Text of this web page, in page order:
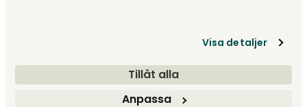
Visa detaljer
Tillåt alla
Anpassa
Fri frakt över 1.500 kr Prisgaranti